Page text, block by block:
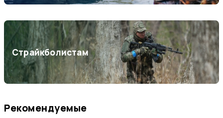
Страйкболистам
Рекомендуемые